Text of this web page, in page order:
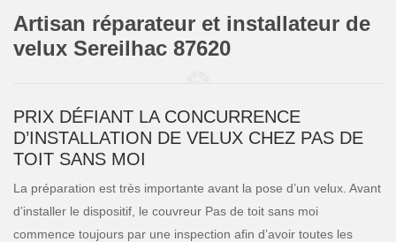
Artisan réparateur et installateur de
velux Sereilhac 87620
PRIX DÉFIANT LA CONCURRENCE
D’INSTALLATION DE VELUX CHEZ PAS DE
TOIT SANS MOI
La préparation est très importante avant la pose d’un velux. Avant
d’installer le dispositif, le couvreur Pas de toit sans moi
commence toujours par une inspection afin d’avoir toutes les